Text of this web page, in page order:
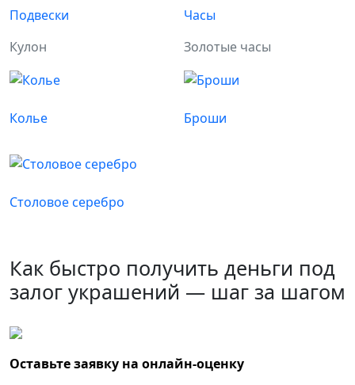
Подвески
Кулон
Часы
Золотые часы
Колье Броши
Столовое серебро
Как быстро получить деньги под
залог украшений — шаг за шагом
Оставьте заявку на онлайн-оценку